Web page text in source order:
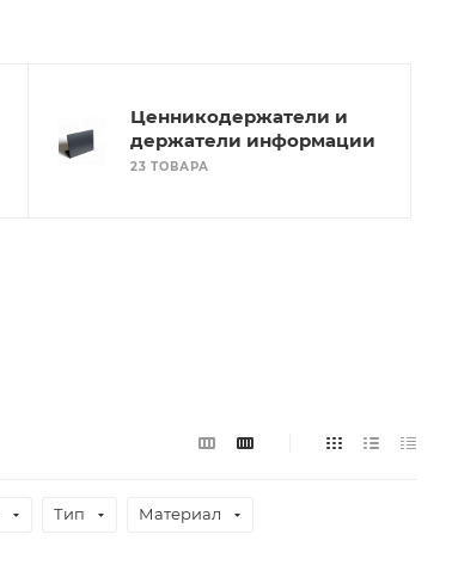
Ценникодержатели и
держатели информации
23 ТОВАРА
Тип Материал